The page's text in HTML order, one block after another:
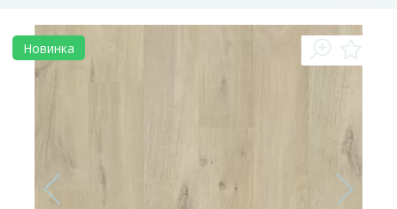
Новинка
Акции и скидки